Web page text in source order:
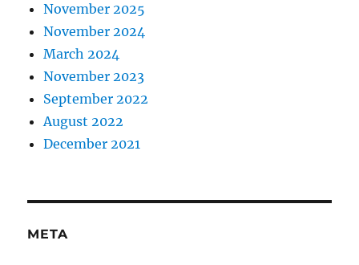
November 2025
November 2024
March 2024
November 2023
September 2022
August 2022
December 2021
META